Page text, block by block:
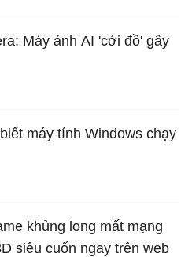
Máy ảnh AI 'cởi đồ' gây
máy tính Windows chạy
khủng long mất mạng
siêu cuốn ngay trên web